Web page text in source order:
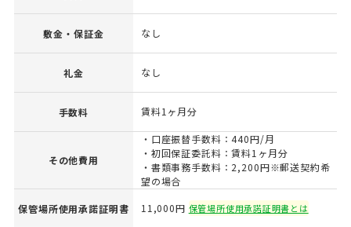
敷金・保証金 なし
礼金 なし
手数料 賃料1ヶ月分
その他費用
・口座振替手数料：440円/月
・初回保証委託料：賃料1ヶ月分
・書類事務手数料：2,200円※郵送契約希
望の場合
保管場所使用承諾証明書 11,000円 保管場所使用承諾証明書とは